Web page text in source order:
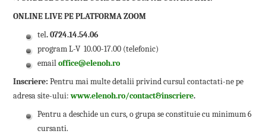
ONLINE LIVE PE PLATFORMA ZOOM
tel. 0724.14.54.06
program L-V 10.00-17.00 (telefonic)
emailoffice@elenoh.ro
Inscriere: Pentru mai multe detalii privind cursul contactati-ne pe
adresa site-ului:www.elenoh.ro/contact&inscriere.
Pentru a deschide un curs, o grupa se constituie cu minimum 6
cursanti.